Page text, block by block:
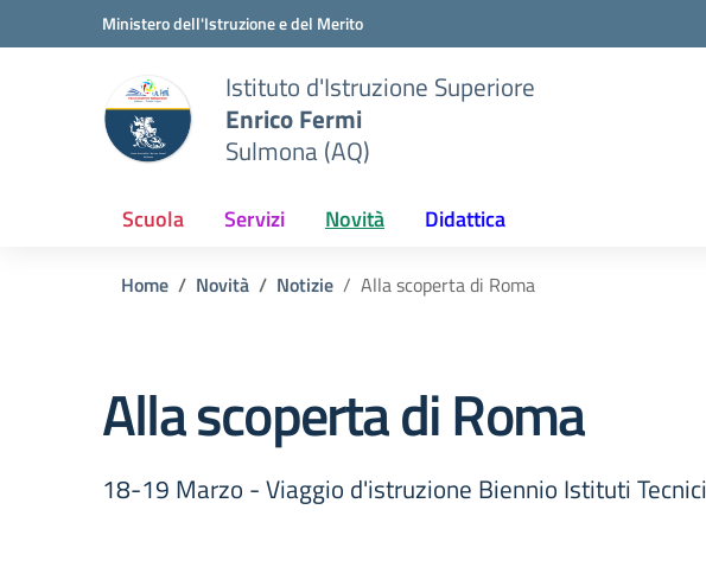
Vai ai contenuti
Vai al menu di navigazioneMinistero dell'Istruzione e del Merito
Istituto d'Istruzione Superiore
Enrico Fermi
Sulmona (AQ)
Scuola Servizi Novità Didattica
Home Novità Notizie Alla scoperta di Roma
Alla scoperta di Roma
18-19 Marzo - Viaggio d'istruzione Biennio Istituti Tecnici